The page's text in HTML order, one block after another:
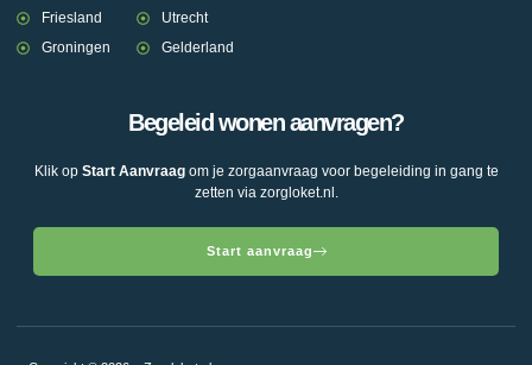
Friesland
Groningen
Utrecht
Gelderland
Begeleid wonen aanvragen?
Klik op Start Aanvraagom je zorgaanvraag voor begeleiding in gang te
zetten via zorgloket.nl.
Start aanvraag